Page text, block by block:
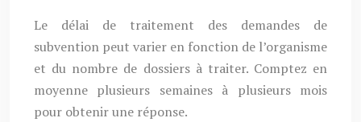
Le délai de traitement des demandes de
subvention peut varier en fonction de l’organisme
et du nombre de dossiers à traiter. Comptez en
moyenne plusieurs semaines à plusieurs mois
pour obtenir une réponse.